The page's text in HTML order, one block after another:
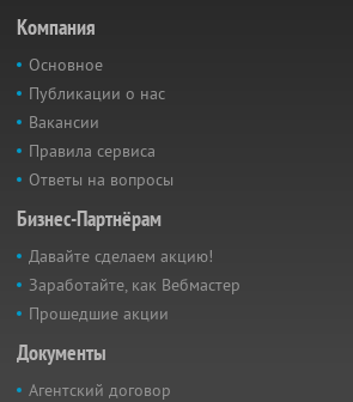
Компания
Основное
Публикации о нас
Вакансии
Правила сервиса
Ответы на вопросы
Бизнес-Партнёрам
Давайте сделаем акцию!
Заработайте, как Вебмастер
Прошедшие акции
Документы
Агентский договор